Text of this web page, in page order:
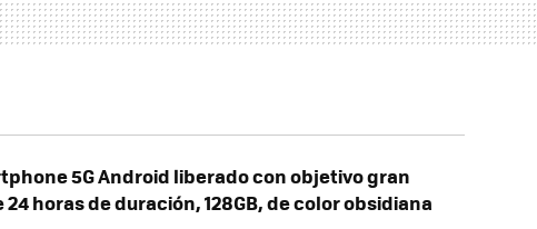
5G Android liberado con objetivo gran
horas de duración, 128GB, de color obsidiana